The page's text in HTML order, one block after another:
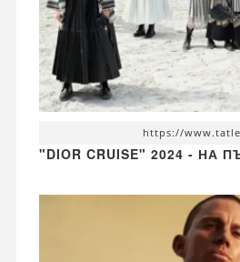
https://
"DIOR CRUISE" 2024 - НА